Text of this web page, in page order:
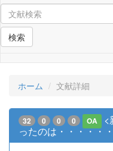
検索
ホーム 文献詳細
32 0 0 0 OA
ったのは・・・・・・